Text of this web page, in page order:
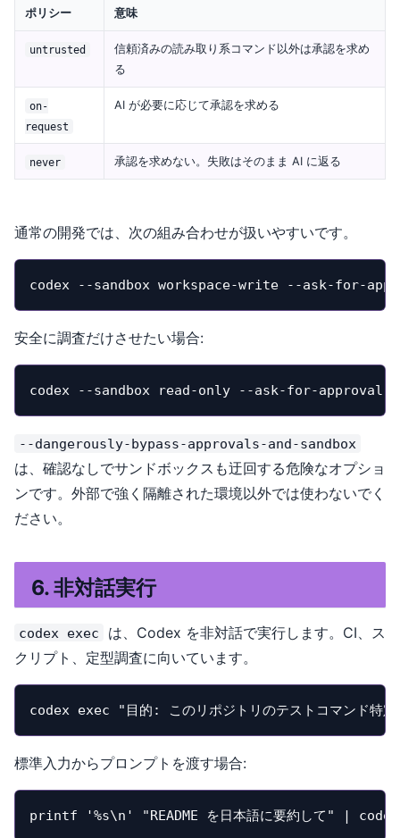
ポリシー 意味
untrusted
信頼済みの読み取り系コマンド以外は承認を求め
る
on-
request
AI が必要に応じて承認を求める
never 承認を求めない。失敗はそのまま AI に返る
通常の開発では、次の組み合わせが扱いやすいです。
codex --sandbox workspace-write --ask-for-
安全に調査だけさせたい場合:
codex --sandbox read-only --ask-for-approval
--dangerously-bypass-approvals-and-sandbox
は、確認なしでサンドボックスも迂回する危険なオプショ
ンです。外部で強く隔離された環境以外では使わないでく
ださい。
6. 非対話実行
codex exec
は、Codex を非対話で実行します。CI、ス
クリプト、定型調査に向いています。
codex exec "目的: このリポジトリのテストコマンド特
標準入力からプロンプトを渡す場合:
printf '%s\n' "README を日本語に要約して" |